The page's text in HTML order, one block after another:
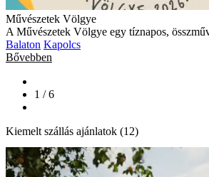
Művészetek Völgye
A Művészetek Völgye egy tíznapos,
Balaton Kapolcs
Bővebben
1 / 6
Kiemelt szállás ajánlatok (12)